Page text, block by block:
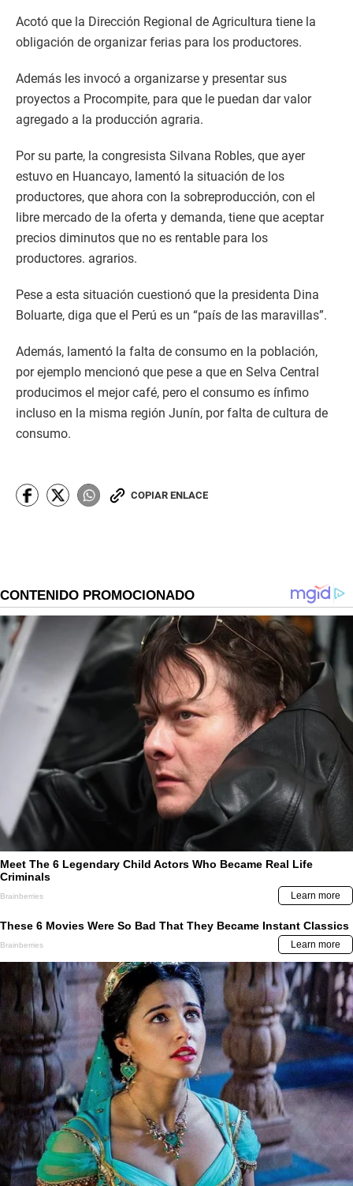
Acotó que la Dirección Regional de Agricultura tiene la
obligación de organizar ferias para los productores.
Además les invocó a organizarse y presentar sus
proyectos a Procompite, para que le puedan dar valor
agregado a la producción agraria.
Por su parte, la congresista Silvana Robles, que ayer
estuvo en Huancayo, lamentó la situación de los
productores, que ahora con la sobreproducción, con el
libre mercado de la oferta y demanda, tiene que aceptar
precios diminutos que no es rentable para los
productores. agrarios.
Pese a esta situación cuestionó que la presidenta Dina
Boluarte, diga que el Perú es un “país de las maravillas”.
Además, lamentó la falta de consumo en la población,
por ejemplo mencionó que pese a que en Selva Central
producimos el mejor café, pero el consumo es ínfimo
incluso en la misma región Junín, por falta de cultura de
consumo.
COPIAR ENLACE